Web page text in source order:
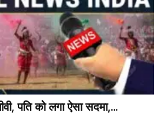
पति को लगा ऐसा सदमा,...